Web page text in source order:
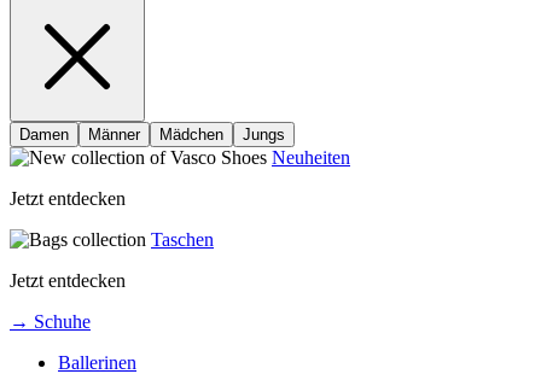
Damen Männer Mädchen Jungs
Neuheiten
Jetzt entdecken
Taschen
Jetzt entdecken
→ Schuhe
Ballerinen